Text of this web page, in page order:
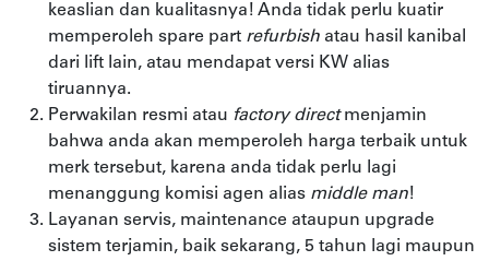
keaslian dan kualitasnya! Anda tidak perlu kuatir
memperoleh spare part refurbish atau hasil kanibal
dari lift lain, atau mendapat versi KW alias
tiruannya.
Perwakilan resmi atau factory direct menjamin
bahwa anda akan memperoleh harga terbaik untuk
merk tersebut, karena anda tidak perlu lagi
menanggung komisi agen alias middle man!
Layanan servis, maintenance ataupun upgrade
sistem terjamin, baik sekarang, 5 tahun lagi maupun